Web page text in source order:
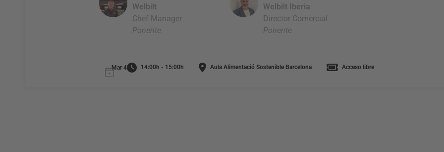
Welbilt
Chef Manager
Ponente
Welbilt Iberia
Director Comercial
Ponente
Mar 4 14:00h - 15:00h Aula Alimentació Sostenible Barcelona Acceso libre